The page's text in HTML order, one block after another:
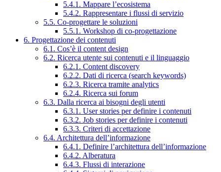
5.4.1. Mappare l’ecosistema
5.4.2. Rappresentare i flussi di servizio
5.5. Co-progettare le soluzioni
5.5.1. Workshop di co-progettazione
6. Progettazione dei contenuti
6.1. Cos’è il content design
6.2. Ricerca utente sui contenuti e il linguaggio
6.2.1. Content discovery
6.2.2. Dati di ricerca (search keywords)
6.2.3. Ricerca tramite analytics
6.2.4. Ricerca sui forum
6.3. Dalla ricerca ai bisogni degli utenti
6.3.1. User stories per definire i contenuti
6.3.2. Job stories per definire i contenuti
6.3.3. Criteri di accettazione
6.4. Architettura dell’informazione
6.4.1. Definire l’architettura dell’informazione
6.4.2. Alberatura
6.4.3. Flussi di interazione